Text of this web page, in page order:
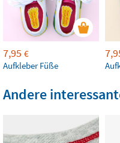
7,95 €
Aufkleber Füße
Andere